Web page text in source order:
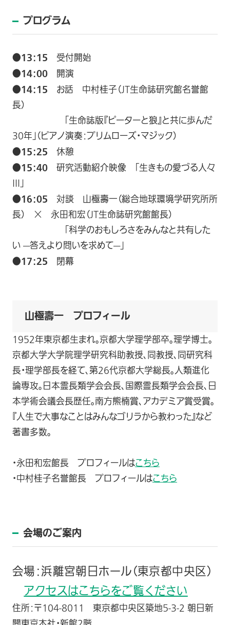
プログラム
●13：15 受付開始
●14：00開演
●14：15 お話 中村桂子（JT生命誌研究館名誉館
長）
「生命誌版『ピーターと狼』と共に歩んだ
30年」（ピアノ演奏：プリムローズ・マジック）
●15：25 休憩
●15：40研究活動紹介映像 「生きもの愛づる人々
III」
●16：05 対談 山極壽一（総合地球環境学研究所所
長） × 永田和宏（JT生命誌研究館館長）
「科学のおもしろさをみんなと共有した
い —答えより問いを求めて—」
●17：25 閉幕
山極壽一 プロフィール
1952年東京都生まれ。京都大学理学部卒。理学博士。
京都大学大学院理学研究科助教授、同教授、同研究科
長・理学部長を経て、第26代京都大学総長。人類進化
論専攻。日本霊長類学会会長、国際霊長類学会会長、日
本学術会議会長歴任。南方熊楠賞、アカデミア賞受賞。
『人生で大事なことはみんなゴリラから教わった』など
著書多数。
・永田和宏館長 プロフィールはこちら
・中村桂子名誉館長 プロフィールはこちら
会場のご案内
会場：浜離宮朝日ホール（東京都中央区）
アクセスはこちらをご覧ください
住所：〒104-8011 東京都中央区築地5-3-2 朝日新